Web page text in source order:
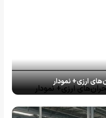
ارزی+ نمودار